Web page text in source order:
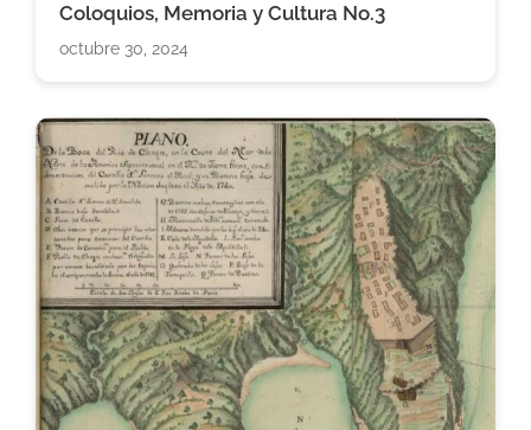
Coloquios, Memoria y Cultura No.3
octubre 30, 2024